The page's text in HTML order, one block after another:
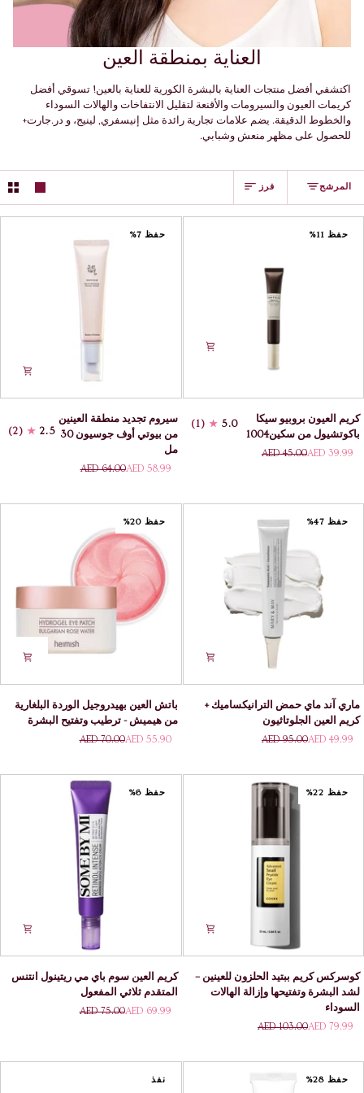
العناية بمنطقة العين
اكتشفي أفضل منتجات العناية بالبشرة الكورية للعناية بالعين! تسوقي أفضل
كريمات العيون والسيرومات والأقنعة لتقليل الانتفاخات والهالات السوداء
والخطوط الدقيقة. يضم علامات تجارية رائدة مثل إنيسفري, لينيج، و در.جارت+
للحصول على مظهر منعش وشبابي.
المرشح فرز
فرز
حفظ 11%
كريم
العيون
بروبيو
سيكا
سكين1004
كريم العيون بروبيو سيكا
باكوتشيول من سكين1004
5.0
(1)
AED 39.99
AED 45.00
حفظ 7%
تجديد
منطقة
العينين
من
أوف
جوسيون
سيروم تجديد منطقة العينين
من بيوتي أوف جوسيون 30
مل
2.5
(2)
AED 58.99
AED 64.00
حفظ 47%
ماري
آند
ماي
حمض
+
كريم
ماري آند ماي حمض الترانيكساميك +
كريم العين الجلوتاثيون
AED 49.99
AED 95.00
حفظ 20%
باتش
العين
بهيدروجيل
الوردة
من
هيميش -
باتش العين بهيدروجيل الوردة البلغارية
من هيميش - ترطيب وتفتيح البشرة
AED 55.90
AED 70.00
حفظ 22%
كوسركس
كريم
ببتيد
الحلزون
للعينين
لشد
البشرة
كوسركس كريم ببتيد الحلزون للعينين –
لشد البشرة وتفتيحها وإزالة الهالات
السوداء
AED 79.99
AED 103.00
حفظ 6%
كريم
العين
باي
انتنس
المتقدم
كريم العين سوم باي مي ريتينول انتنس
المتقدم ثلاثي المفعول
AED 69.99
AED 75.00
حفظ 28% نفذ